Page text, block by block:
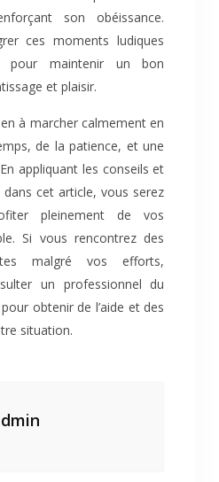
son obéissance.
ces moments ludiques
pour maintenir un bon
et plaisir.
à marcher calmement en
de la patience, et une
appliquant les conseils et
cet article, vous serez
pleinement de vos
Si vous rencontrez des
malgré vos efforts,
un professionnel du
obtenir de l’aide et des
situation.